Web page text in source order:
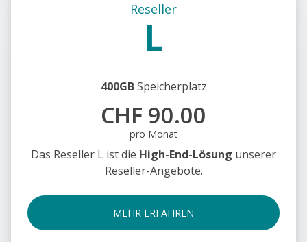
Reseller
L
400GB Speicherplatz
CHF 90.00
pro Monat
Das Reseller L ist die High-End-Lösung unserer
Reseller-Angebote.
MEHR ERFAHREN